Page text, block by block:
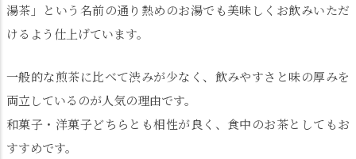
湯茶」という名前の通り熱めのお湯でも美味しくお飲みいただ
けるよう仕上げています。
一般的な煎茶に比べて渋みが少なく、飲みやすさと味の厚みを
両立しているのが人気の理由です。
和菓子・洋菓子どちらとも相性が良く、食中のお茶としてもお
すすめです。